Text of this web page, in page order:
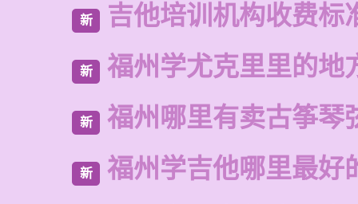
新 吉他培训机构收费标
新 福州学尤克里里的地
新 福州哪里有卖古筝琴
新 福州学吉他哪里最好